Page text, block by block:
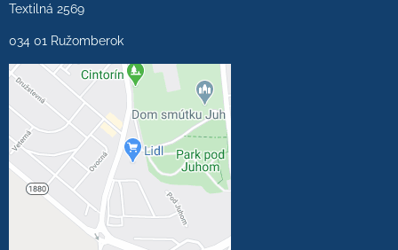
Textilná 2569
034 01 Ružomberok
Externý obsah je
blokovaný Voľbami
súkromia
Prajete si načítať externý
obsah?
Povoliť tentokrát